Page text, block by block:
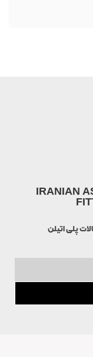
IRANIAN
پلی اتیلن